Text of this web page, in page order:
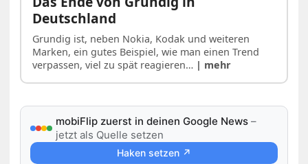
Deutschland
Grundig ist, neben Nokia, Kodak und weiteren
Marken, ein gutes Beispiel, wie man einen Trend
verpassen, viel zu spät reagieren… | mehr
mobiFlip zuerst in deinen Google News –
jetzt als Quelle setzen
Haken setzen ↗